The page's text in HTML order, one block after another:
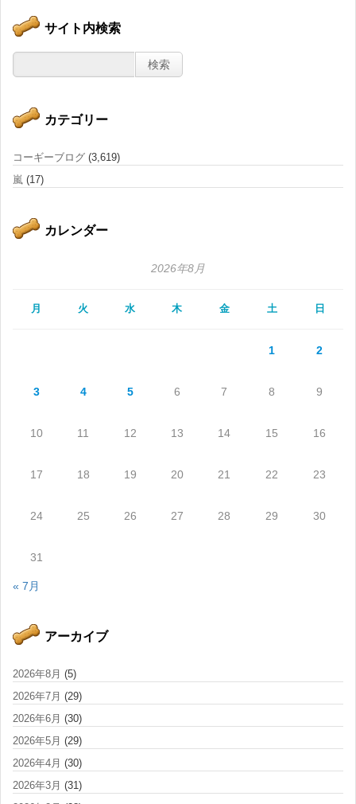
サイト内検索
カテゴリー
コーギーブログ (3,619)
嵐 (17)
カレンダー
2026年8月
月 火 水 木 金 土 日
1 2
3 4 5 6 7 8 9
10 11 12 13 14 15 16
17 18 19 20 21 22 23
24 25 26 27 28 29 30
31
« 7月
アーカイブ
2026年8月 (5)
2026年7月 (29)
2026年6月 (30)
2026年5月 (29)
2026年4月 (30)
2026年3月 (31)